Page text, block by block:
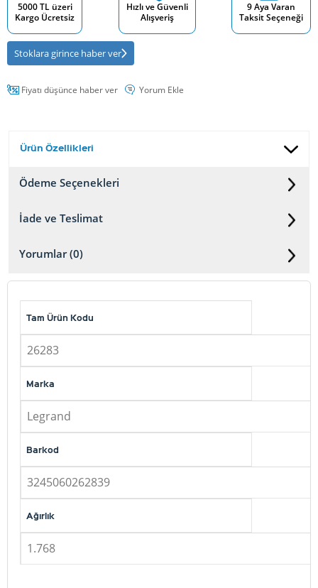
5000 TL üzeri
Kargo Ücretsiz
Hızlı ve Güvenli
Alışveriş
9 Aya Varan
Taksit Seçeneği
Stoklara girince haber ver
Fiyatı düşünce haber ver Yorum Ekle
Ürün Özellikleri
Ödeme Seçenekleri
İade ve Teslimat
Yorumlar (0)
Tam Ürün Kodu
26283
Marka
Legrand
Barkod
3245060262839
Ağırlık
1.768